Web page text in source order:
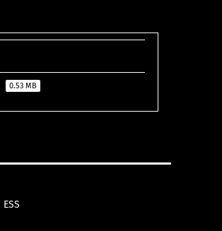
0.53 MB
ESS